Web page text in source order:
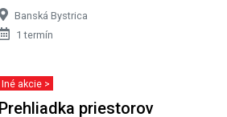
Banská Bystrica
1 termín
Iné akcie >
Prehliadka priestorov